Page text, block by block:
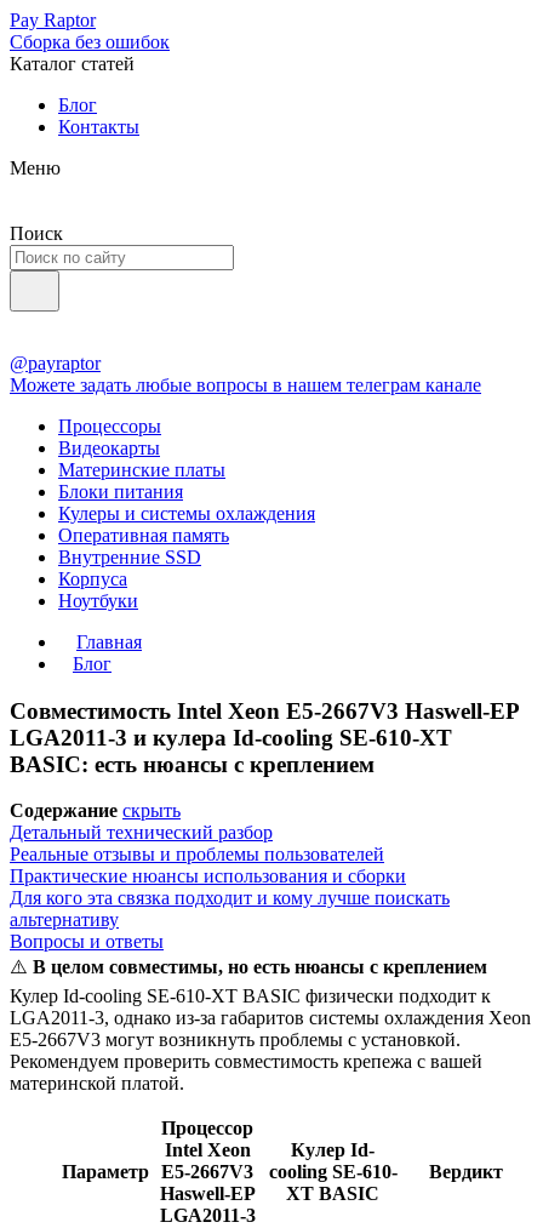
Pay Raptor
Сборка без ошибок
Каталог статей
Блог
Контакты
Меню
Поиск
@payraptor
Можете задать любые вопросы в нашем телеграм канале
Процессоры
Видеокарты
Материнские платы
Блоки питания
Кулеры и системы охлаждения
Оперативная память
Внутренние SSD
Корпуса
Ноутбуки
Главная
Блог
Совместимость Intel Xeon E5-2667V3 Haswell-EP
LGA2011-3 и кулера Id-cooling SE-610-XT
BASIC: есть нюансы с креплением
Содержание скрыть
Детальный технический разбор
Реальные отзывы и проблемы пользователей
Практические нюансы использования и сборки
Для кого эта связка подходит и кому лучше поискать
альтернативу
Вопросы и ответы
⚠️ В целом совместимы, но есть нюансы с креплением
Кулер Id-cooling SE-610-XT BASIC физически подходит к
LGA2011-3, однако из-за габаритов системы охлаждения Xeon
E5-2667V3 могут возникнуть проблемы с установкой.
Рекомендуем проверить совместимость крепежа с вашей
материнской платой.
Параметр
Процессор
Intel Xeon
E5-2667V3
Haswell-EP
LGA2011-3
Кулер Id-
cooling SE-610-
XT BASIC
Вердикт